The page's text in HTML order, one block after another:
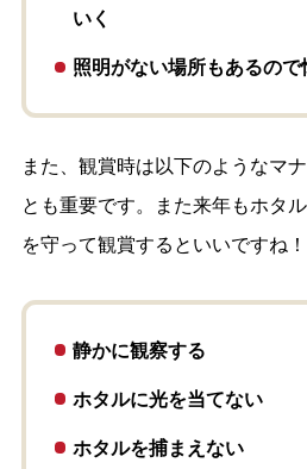
いく
照明がない場所もあるの
また、観賞時は以下のようなマ
とも重要です。また来年もホタ
を守って観賞するといいですね！
静かに観察する
ホタルに光を当てない
ホタルを捕まえない